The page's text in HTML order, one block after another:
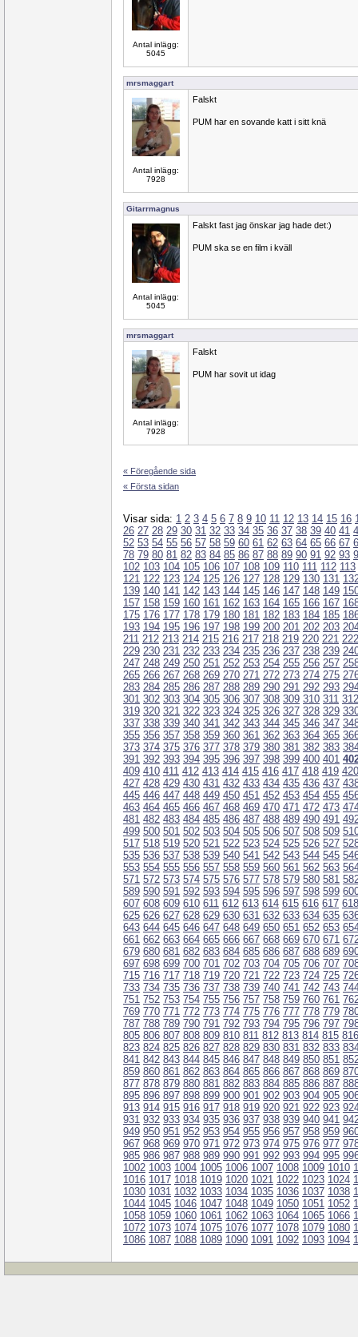
Antal inlägg:
5045
mrsmaggart
Antal inlägg:
7928
Falskt
PUM har en sovande katt i sitt knä
Gitarrmagnus
Antal inlägg:
5045
Falskt fast jag önskar jag hade det:)
PUM ska se en film i kväll
mrsmaggart
Antal inlägg:
7928
Falskt
PUM har sovit ut idag
« Föregående sida
« Första sidan
Visar sida: 1 2 3 4 5 6 7 8 9 10 11 12 13 14 15 16
26 27 28 29 30 31 32 33 34 35 36 37 38 39 40 41
52 53 54 55 56 57 58 59 60 61 62 63 64 65 66 67
78 79 80 81 82 83 84 85 86 87 88 89 90 91 92 93
102 103 104 105 106 107 108 109 110 111 112 113
121 122 123 124 125 126 127 128 129 130 131
139 140 141 142 143 144 145 146 147 148 149
157 158 159 160 161 162 163 164 165 166 167
175 176 177 178 179 180 181 182 183 184 185
193 194 195 196 197 198 199 200 201 202 203
211 212 213 214 215 216 217 218 219 220 221 222
229 230 231 232 233 234 235 236 237 238 239
247 248 249 250 251 252 253 254 255 256 257
265 266 267 268 269 270 271 272 273 274 275
283 284 285 286 287 288 289 290 291 292 293
301 302 303 304 305 306 307 308 309 310 311 312
319 320 321 322 323 324 325 326 327 328 329
337 338 339 340 341 342 343 344 345 346 347
355 356 357 358 359 360 361 362 363 364 365
373 374 375 376 377 378 379 380 381 382 383
391 392 393 394 395 396 397 398 399 400 401
409 410 411 412 413 414 415 416 417 418 419 420
427 428 429 430 431 432 433 434 435 436 437
445 446 447 448 449 450 451 452 453 454 455
463 464 465 466 467 468 469 470 471 472 473
481 482 483 484 485 486 487 488 489 490 491
499 500 501 502 503 504 505 506 507 508 509
517 518 519 520 521 522 523 524 525 526 527
535 536 537 538 539 540 541 542 543 544 545
553 554 555 556 557 558 559 560 561 562 563
571 572 573 574 575 576 577 578 579 580 581
589 590 591 592 593 594 595 596 597 598 599
607 608 609 610 611 612 613 614 615 616 617 618
625 626 627 628 629 630 631 632 633 634 635
643 644 645 646 647 648 649 650 651 652 653
661 662 663 664 665 666 667 668 669 670 671
679 680 681 682 683 684 685 686 687 688 689
697 698 699 700 701 702 703 704 705 706 707
715 716 717 718 719 720 721 722 723 724 725
733 734 735 736 737 738 739 740 741 742 743
751 752 753 754 755 756 757 758 759 760 761
769 770 771 772 773 774 775 776 777 778 779
787 788 789 790 791 792 793 794 795 796 797
805 806 807 808 809 810 811 812 813 814 815 816
823 824 825 826 827 828 829 830 831 832 833
841 842 843 844 845 846 847 848 849 850 851
859 860 861 862 863 864 865 866 867 868 869
877 878 879 880 881 882 883 884 885 886 887
895 896 897 898 899 900 901 902 903 904 905
913 914 915 916 917 918 919 920 921 922 923
931 932 933 934 935 936 937 938 939 940 941
949 950 951 952 953 954 955 956 957 958 959
967 968 969 970 971 972 973 974 975 976 977
985 986 987 988 989 990 991 992 993 994 995
1002 1003 1004 1005 1006 1007 1008 1009 1010
1016 1017 1018 1019 1020 1021 1022 1023 1024
1030 1031 1032 1033 1034 1035 1036 1037 1038
1044 1045 1046 1047 1048 1049 1050 1051 1052
1058 1059 1060 1061 1062 1063 1064 1065 1066
1072 1073 1074 1075 1076 1077 1078 1079 1080
1086 1087 1088 1089 1090 1091 1092 1093 1094